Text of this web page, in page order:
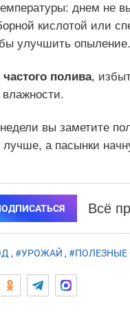
днем не
кислотой или
улучшить опыление.
частого полива,
влажности.
вы заметите
лучше, а пасынки
Всё
, #УРОЖАЙ , #ПОЛЕЗНЫЕ